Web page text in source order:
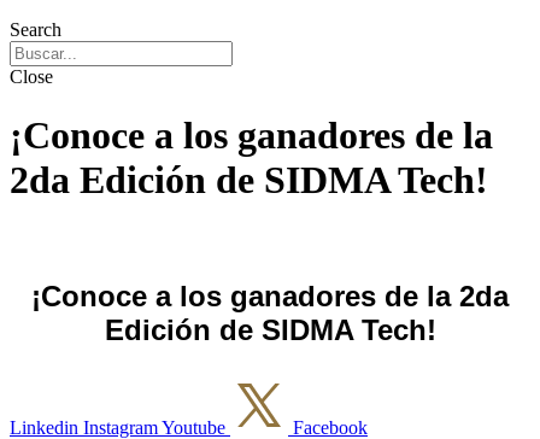
Search
Close
¡Conoce a los ganadores de la
2da Edición de SIDMA Tech!
¡Conoce a los ganadores de la 2da
Edición de SIDMA Tech!
Linkedin InstagramYoutube
Facebook